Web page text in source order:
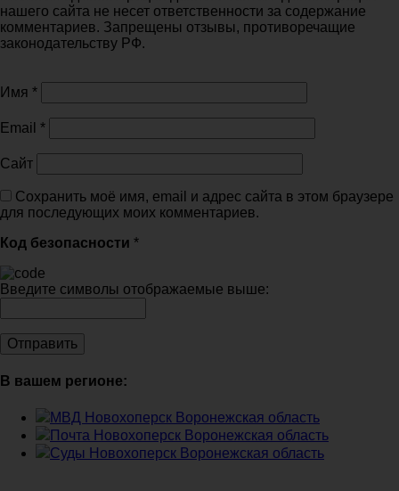
нашего сайта не несет ответственности за содержание
комментариев. Запрещены отзывы, противоречащие
законодательству РФ.
Имя *
Email *
Сайт
Сохранить моё имя, email и адрес сайта в этом браузере
для последующих моих комментариев.
Код безопасности *
Введите символы отображаемые выше:
В вашем регионе:
МВД Новохоперск Воронежская область
Почта Новохоперск Воронежская область
Суды Новохоперск Воронежская область